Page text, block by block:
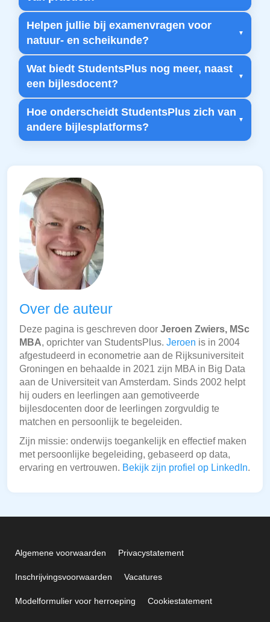
Helpen jullie bij examenvragen voor
natuur- en scheikunde?
Wat biedt StudentsPlus nog meer, naast
een bijlesdocent?
Hoe onderscheidt StudentsPlus zich van
andere bijlesplatforms?
Over de auteur
Deze pagina is geschreven door Jeroen Zwiers, MSc
MBA, oprichter van StudentsPlus. Jeroen is in 2004
afgestudeerd in econometrie aan de Rijksuniversiteit
Groningen en behaalde in 2021 zijn MBA in Big Data
aan de Universiteit van Amsterdam. Sinds 2002 helpt
hij ouders en leerlingen aan gemotiveerde
bijlesdocenten door de leerlingen zorgvuldig te
matchen en persoonlijk te begeleiden.
Zijn missie: onderwijs toegankelijk en effectief maken
met persoonlijke begeleiding, gebaseerd op data,
ervaring en vertrouwen. Bekijk zijn profiel op LinkedIn.
Algemene voorwaarden Privacystatement
Inschrijvingsvoorwaarden Vacatures
Modelformulier voor herroeping Cookiestatement